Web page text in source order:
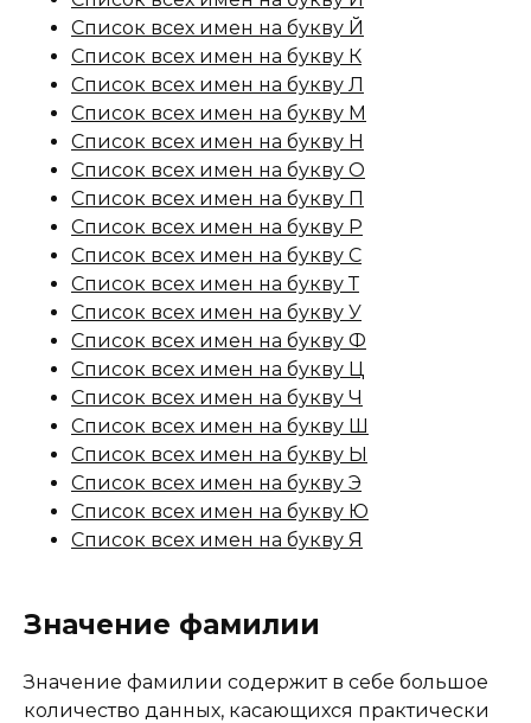
Список всех имен на букву Й
Список всех имен на букву К
Список всех имен на букву Л
Список всех имен на букву М
Список всех имен на букву Н
Список всех имен на букву О
Список всех имен на букву П
Список всех имен на букву Р
Список всех имен на букву С
Список всех имен на букву Т
Список всех имен на букву У
Список всех имен на букву Ф
Список всех имен на букву Ц
Список всех имен на букву Ч
Список всех имен на букву Ш
Список всех имен на букву Ы
Список всех имен на букву Э
Список всех имен на букву Ю
Список всех имен на букву Я
Значение фамилии
Значение фамилии содержит в себе большое
количество данных, касающихся практически